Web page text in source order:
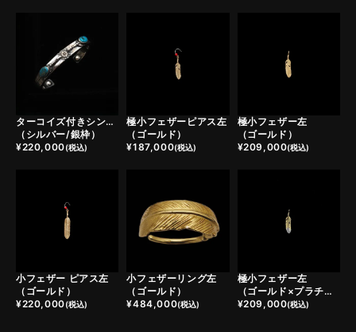
ターコイズ付きシンボルフェザーバングル
（シルバー/銀枠）
¥220,000(税込)
極小フェザーピアス左
（ゴールド）
¥187,000(税込)
極小フェザー左
（ゴールド）
¥209,000(税込)
小フェザー ピアス左
（ゴールド）
¥220,000(税込)
小フェザーリング左
（ゴールド）
¥484,000(税込)
極小フェザー左
（ゴールド×プラチナ）
¥209,000(税込)